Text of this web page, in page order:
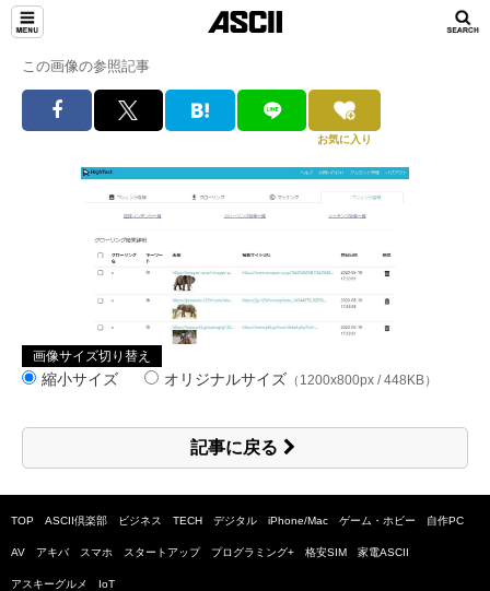
この画像の参照記事
お気に入り
画像サイズ切り替え
縮小サイズ オリジナルサイズ （1200x800px / 448KB）
記事に戻る
TOP ASCII倶楽部 ビジネス TECH デジタル iPhone/Mac ゲーム・ホビー 自作PC
AV アキバ スマホ スタートアップ プログラミング+ 格安SIM 家電ASCII
アスキーグルメ IoT